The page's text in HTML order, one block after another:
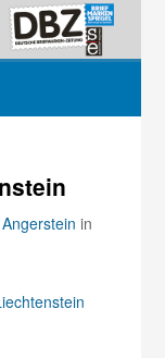
in